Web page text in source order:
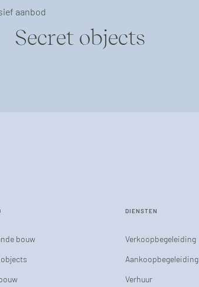
aanbod
Secret objects
bouw
DIENSTEN
Verkoopbegeleiding
Aankoopbegeleiding
Verhuur